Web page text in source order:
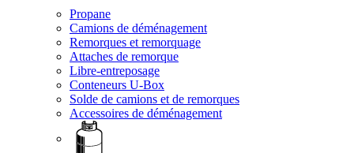
Propane
Camions de déménagement
Remorques et remorquage
Attaches de remorque
Libre-entreposage
Conteneurs U-Box
Solde de camions et de remorques
Accessoires de déménagement